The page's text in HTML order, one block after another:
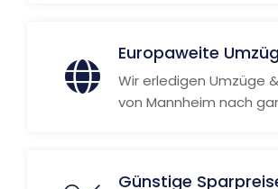
Europaweite
Wir erledigen Umzüge
von Mannheim nach
Günstige